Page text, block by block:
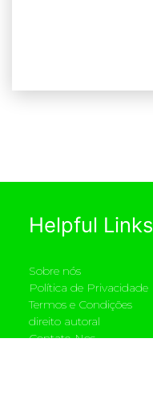
Helpful Links
Sobre nós
Política de Privacidade
Termos e Condições
direito autoral
Contate-Nos